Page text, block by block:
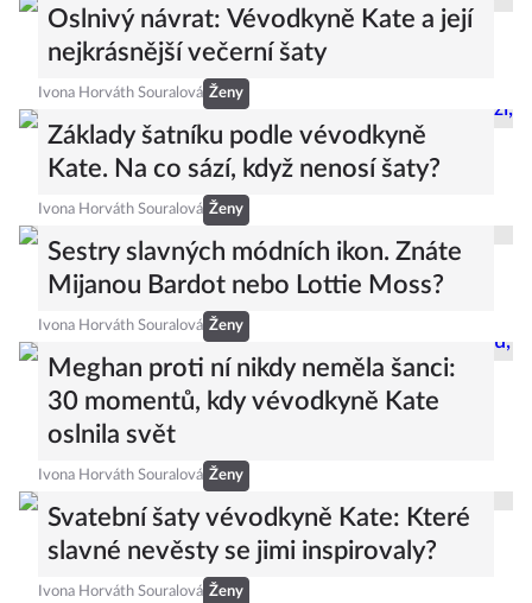
Oslnivý návrat: Vévodkyně Kate a její
nejkrásnější večerní šaty
Ivona Horváth Souralová Ženy
Základy šatníku podle vévodkyně
Kate. Na co sází, když nenosí šaty?
Ivona Horváth Souralová Ženy
Sestry slavných módních ikon. Znáte
Mijanou Bardot nebo Lottie Moss?
Ivona Horváth Souralová Ženy
Meghan proti ní nikdy neměla šanci:
30 momentů, kdy vévodkyně Kate
oslnila svět
Ivona Horváth Souralová Ženy
Svatební šaty vévodkyně Kate: Které
slavné nevěsty se jimi inspirovaly?
Ivona Horváth Souralová Ženy